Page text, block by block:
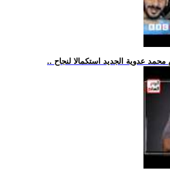
محمد عدوية الجديد استكمالا لنجاح